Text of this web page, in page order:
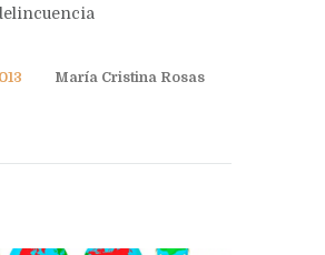
María Cristina Rosas